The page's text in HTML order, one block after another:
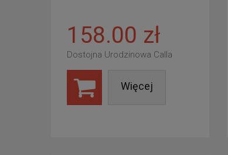
158.00 zł
Dostojna Urodzinowa Calla
Więcej